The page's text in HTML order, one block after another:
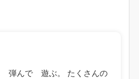
弾んで 遊ぶ。 たくさんの